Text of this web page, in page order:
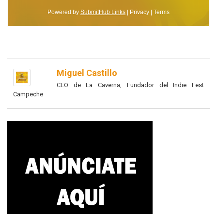
Miguel Castillo
CEO de La Caverna, Fundador del Indie Fest
Campeche